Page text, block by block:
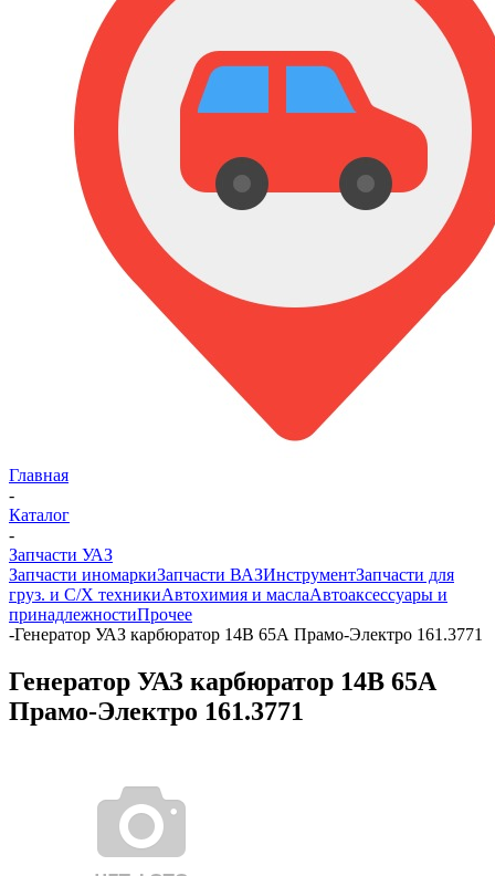
Главная
-
Каталог
-
Запчасти УАЗ
Запчасти иномаркиЗапчасти ВАЗИнструментЗапчасти для
груз. и С/Х техникиАвтохимия и маслаАвтоаксессуары и
принадлежностиПрочее
-Генератор УАЗ карбюратор 14В 65А Прамо-Электро 161.3771
Генератор УАЗ карбюратор 14В 65А
Прамо-Электро 161.3771